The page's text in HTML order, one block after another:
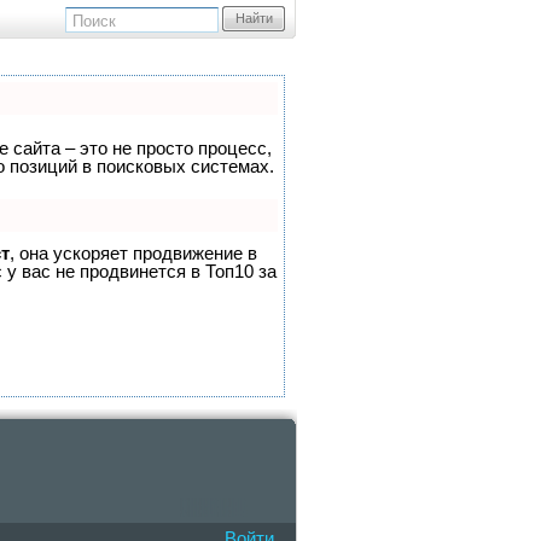
Найти
сайта – это не просто процесс,
в поисковых системах.
, она ускоряет продвижение в
вас не продвинется в Топ10 за